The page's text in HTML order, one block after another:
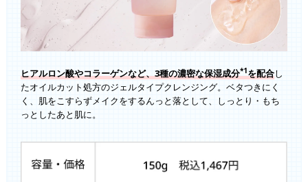
ヒアルロン酸やコラーゲンなど、3種の濃密な保湿成分*1を配合し
たオイルカット処方のジェルタイプクレンジング。ベタつきにく
く、肌をこすらずメイクをするんっと落として、しっとり・もち
っとしたあと肌に。